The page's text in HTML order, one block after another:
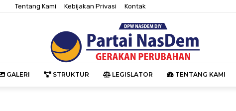
Tentang Kami Kebijakan Privasi Kontak
GALERI STRUKTUR LEGISLATOR TENTANG KAMI